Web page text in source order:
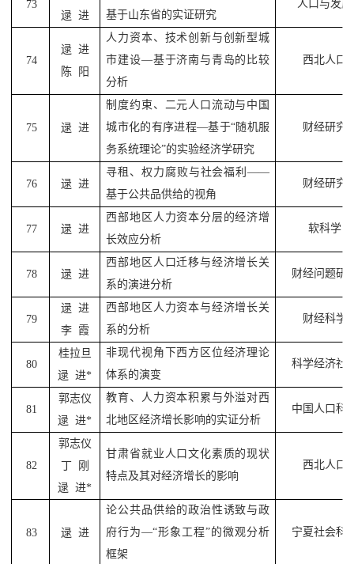
73
逯 进
基于山东省的实证研究
人口与发展
74
逯 进
陈
阳
人力资本、技术创新与创新型城
市建设—基于济南与青岛的比较
分析
西北人口
75 逯 进
制度约束、二元人口流动与中国
城市化的有序进程—基于“随机服
务系统理论”的实验经济学研究
财经研究
76 逯 进
寻租、权力腐败与社会福利——
基于公共品供给的视角
财经研究
77 逯 进
西部地区人力资本分层的经济增
长效应分析
软科学
78 逯 进
西部地区人口迁移与经济增长关
系的演进分析
财经问题研
79
逯 进
李
霞
西部地区人力资本与经济增长关
系的分析
财经科学
80
桂拉旦
逯
进*
非现代视角下西方区位经济理论
体系的演变
科学经济社
81
郭志仪
逯
进*
教育、人力资本积累与外溢对西
北地区经济增长影响的实证分析
中国人口科
82
郭志仪
丁
刚
逯
进*
甘肃省就业人口文化素质的现状
特点及其对经济增长的影响
西北人口
83 逯 进
论公共品供给的政治性诱致与政
府行为—“形象工程”的微观分析
框架
宁夏社会科